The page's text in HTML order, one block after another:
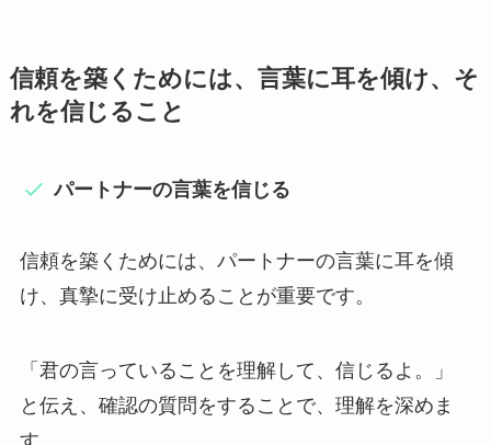
信頼を築くためには、言葉に耳を傾け、そ
れを信じること
パートナーの言葉を信じる
信頼を築くためには、パートナーの言葉に耳を傾
け、真摯に受け止めることが重要です。
「君の言っていることを理解して、信じるよ。」
と伝え、確認の質問をすることで、理解を深めま
す。